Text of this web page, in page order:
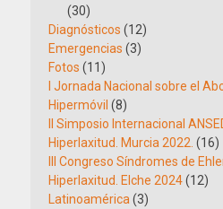
(30)
Diagnósticos (12)
Emergencias (3)
Fotos (11)
I Jornada Nacional sobre el
Hipermóvil (8)
II Simposio Internacional
Hiperlaxitud. Murcia 2022. (16)
III Congreso Síndromes de
Hiperlaxitud. Elche 2024(12)
Latinoamérica (3)